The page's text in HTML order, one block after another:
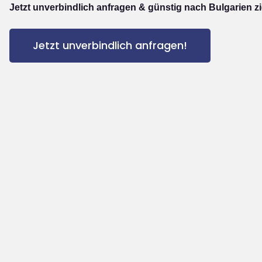
Jetzt unverbindlich anfragen & günstig nach Bulgarien
Jetzt unverbindlich anfragen!